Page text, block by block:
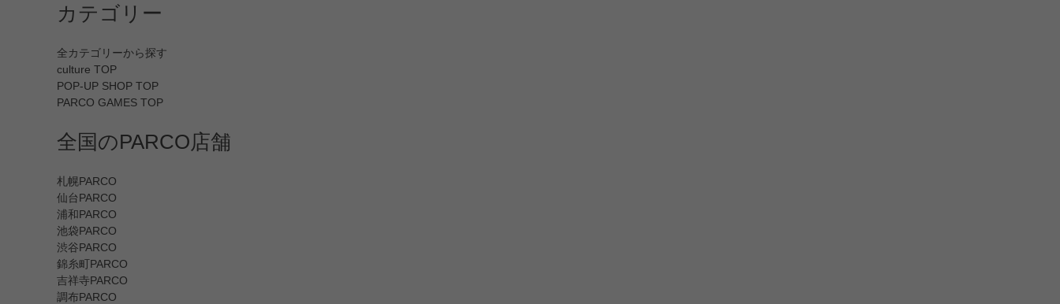
カテゴリー
全カテゴリーから探す
culture TOP
POP-UP SHOP TOP
PARCO GAMES TOP
全国のPARCO店舗
札幌PARCO
仙台PARCO
浦和PARCO
池袋PARCO
渋谷PARCO
錦糸町PARCO
吉祥寺PARCO
調布PARCO